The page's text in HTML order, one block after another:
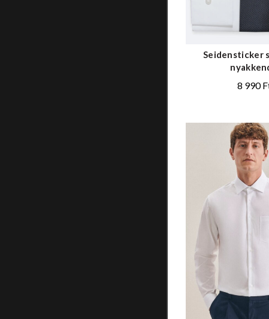
Seidensticker
8 990